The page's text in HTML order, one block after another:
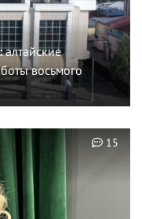
алтайские
восьмого
15